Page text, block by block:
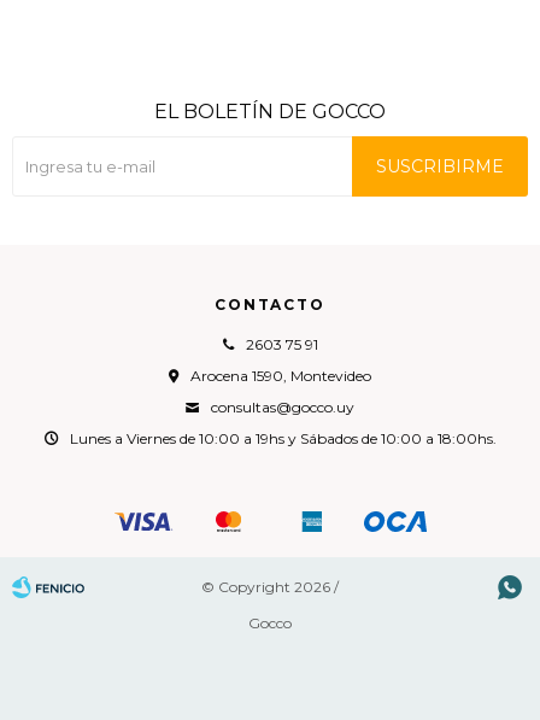
CONTACTO
2603 75 91
Arocena 1590, Montevideo
consultas@gocco.uy
Lunes a Viernes de 10:00 a 19hs y Sábados de 10:00 a 18:00hs.
EL BOLETÍN DE GOCCO
SUSCRIBIRME
© Copyright 2026 /
Gocco
